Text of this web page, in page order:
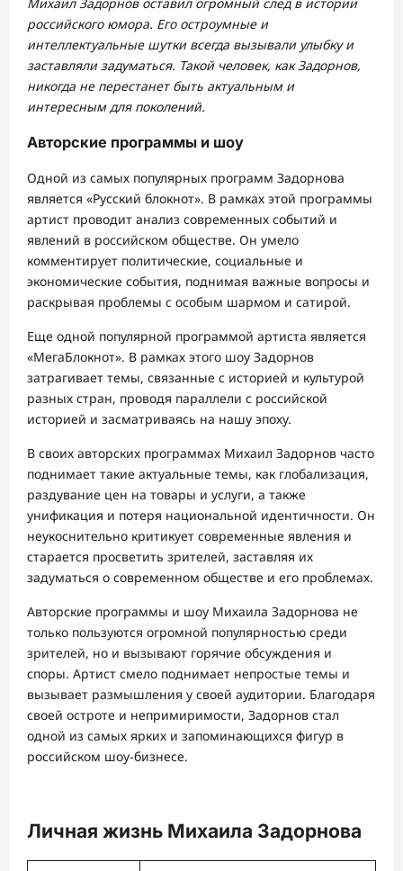
российского юмора. Его остроумные и
интеллектуальные шутки всегда вызывали улыбку и
заставляли задуматься. Такой человек, как Задорнов,
никогда не перестанет быть актуальным и
интересным для поколений.
Авторские программы и шоу
Одной из самых популярных программ Задорнова
является «Русский блокнот». В рамках этой программы
артист проводит анализ современных событий и
явлений в российском обществе. Он умело
комментирует политические, социальные и
экономические события, поднимая важные вопросы и
раскрывая проблемы с особым шармом и сатирой.
Еще одной популярной программой артиста является
«МегаБлокнот». В рамках этого шоу Задорнов
затрагивает темы, связанные с историей и культурой
разных стран, проводя параллели с российской
историей и засматриваясь на нашу эпоху.
В своих авторских программах Михаил Задорнов часто
поднимает такие актуальные темы, как глобализация,
раздувание цен на товары и услуги, а также
унификация и потеря национальной идентичности. Он
неукоснительно критикует современные явления и
старается просветить зрителей, заставляя их
задуматься о современном обществе и его проблемах.
Авторские программы и шоу Михаила Задорнова не
только пользуются огромной популярностью среди
зрителей, но и вызывают горячие обсуждения и
споры. Артист смело поднимает непростые темы и
вызывает размышления у своей аудитории. Благодаря
своей остроте и непримиримости, Задорнов стал
одной из самых ярких и запоминающихся фигур в
российском шоу-бизнесе.
Личная жизнь Михаила Задорнова